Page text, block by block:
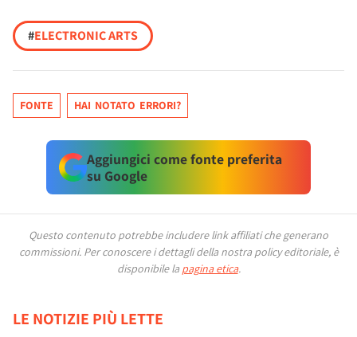
#ELECTRONIC ARTS
FONTE HAI NOTATO ERRORI?
Aggiungici come fonte preferita
su Google
Questo contenuto potrebbe includere link affiliati che generano
commissioni. Per conoscere i dettagli della nostra policy editoriale, è
disponibile la pagina etica.
LE NOTIZIE PIÙ LETTE